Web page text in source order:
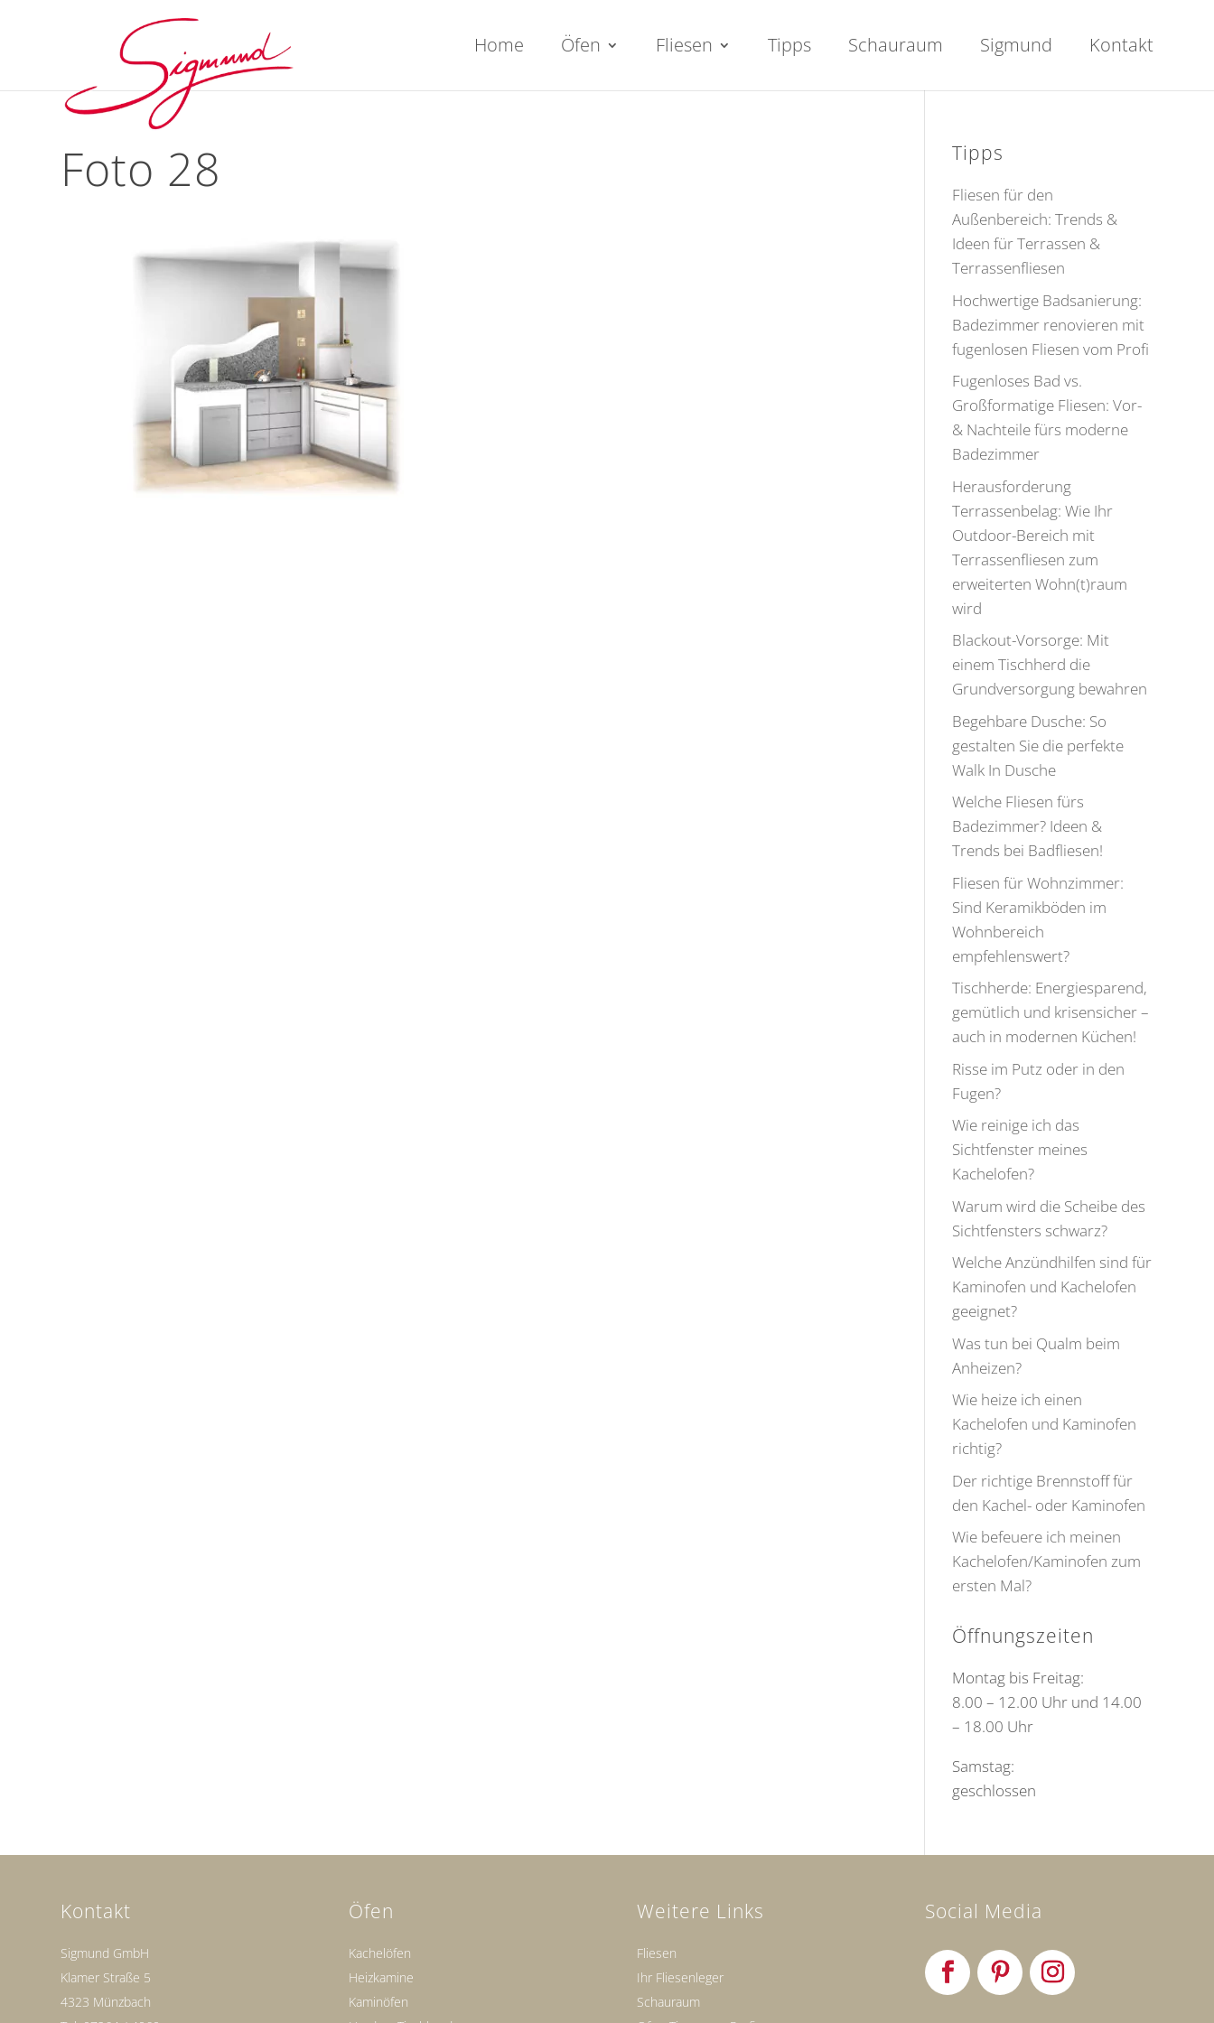
Home Öfen Fliesen Tipps Schauraum Sigmund Kontakt
Foto 28 Tipps
Fliesen für den
Außenbereich: Trends &
Ideen für Terrassen &
Terrassenfliesen
Hochwertige Badsanierung:
Badezimmer renovieren mit
fugenlosen Fliesen vom Profi
Fugenloses Bad vs.
Großformatige Fliesen: Vor-
& Nachteile fürs moderne
Badezimmer
Herausforderung
Terrassenbelag: Wie Ihr
Outdoor-Bereich mit
Terrassenfliesen zum
erweiterten Wohn(t)raum
wird
Blackout-Vorsorge: Mit
einem Tischherd die
Grundversorgung bewahren
Begehbare Dusche: So
gestalten Sie die perfekte
Walk In Dusche
Welche Fliesen fürs
Badezimmer? Ideen &
Trends bei Badfliesen!
Fliesen für Wohnzimmer:
Sind Keramikböden im
Wohnbereich
empfehlenswert?
Tischherde: Energiesparend,
gemütlich und krisensicher –
auch in modernen Küchen!
Risse im Putz oder in den
Fugen?
Wie reinige ich das
Sichtfenster meines
Kachelofen?
Warum wird die Scheibe des
Sichtfensters schwarz?
Welche Anzündhilfen sind für
Kaminofen und Kachelofen
geeignet?
Was tun bei Qualm beim
Anheizen?
Wie heize ich einen
Kachelofen und Kaminofen
richtig?
Der richtige Brennstoff für
den Kachel- oder Kaminofen
Wie befeuere ich meinen
Kachelofen/Kaminofen zum
ersten Mal?
Öffnungszeiten
Montag bis Freitag:
8.00 – 12.00 Uhr und 14.00
– 18.00 Uhr
Samstag:
geschlossen
Kontakt
Sigmund GmbH
Klamer Straße 5
4323 Münzbach
Öfen
Kachelöfen
Heizkamine
Kaminöfen
Weitere Links
Fliesen
Ihr Fliesenleger
Schauraum
Social Media